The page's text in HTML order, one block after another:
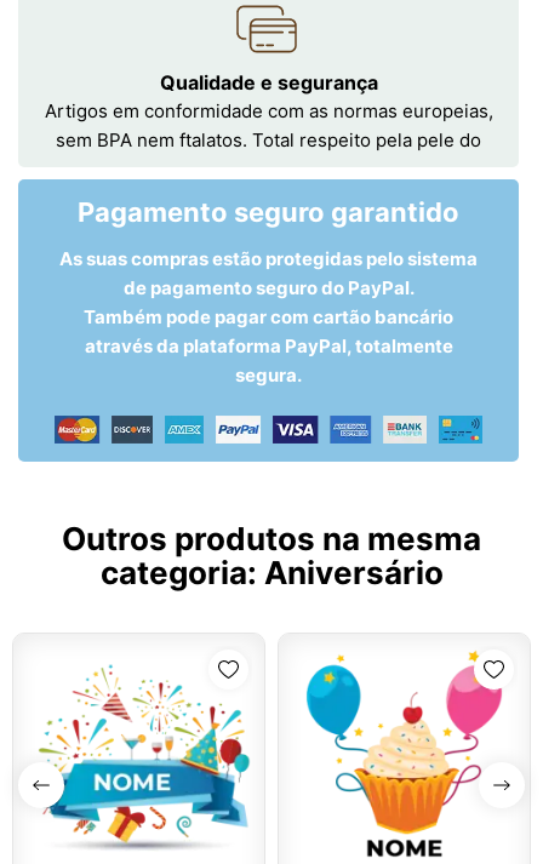
Qualidade e segurança
Artigos em conformidade com as normas europeias,
sem BPA nem ftalatos. Total respeito pela pele do
Pagamento seguro garantido
As suas compras estão protegidas pelo sistema
de pagamento seguro do PayPal.
Também pode pagar com cartão bancário
através da plataforma PayPal, totalmente
segura.
Outros produtos na mesma
categoria: Aniversário